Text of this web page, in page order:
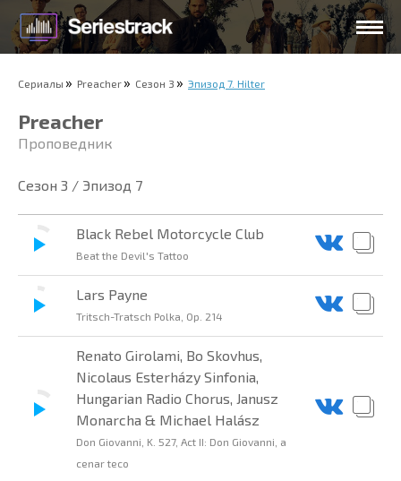
Сериалы Preacher Сезон 3 Эпизод 7. Hilter
Preacher
Проповедник
Сезон 3 / Эпизод 7
Black Rebel Motorcycle Club
Beat the Devil's Tattoo
Lars Payne
Tritsch-Tratsch Polka, Op. 214
Renato Girolami, Bo Skovhus,
Nicolaus Esterházy Sinfonia,
Hungarian Radio Chorus, Janusz
Monarcha & Michael Halász
Don Giovanni, K. 527, Act II: Don Giovanni, a
cenar teco